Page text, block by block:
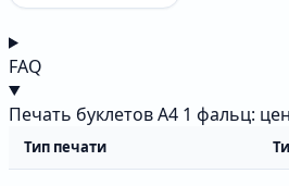
FAQ
Печать буклетов А4 1 фальц:
Тип печати